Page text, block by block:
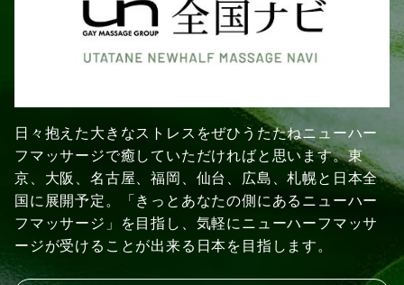
日々抱えた大きなストレスをぜひうたたねニューハー
フマッサージで癒していただければと思います。東
京、大阪、名古屋、福岡、仙台、広島、札幌と日本全
国に展開予定。「きっとあなたの側にあるニューハー
フマッサージ」を目指し、気軽にニューハーフマッサ
ージが受けることが出来る日本を目指します。